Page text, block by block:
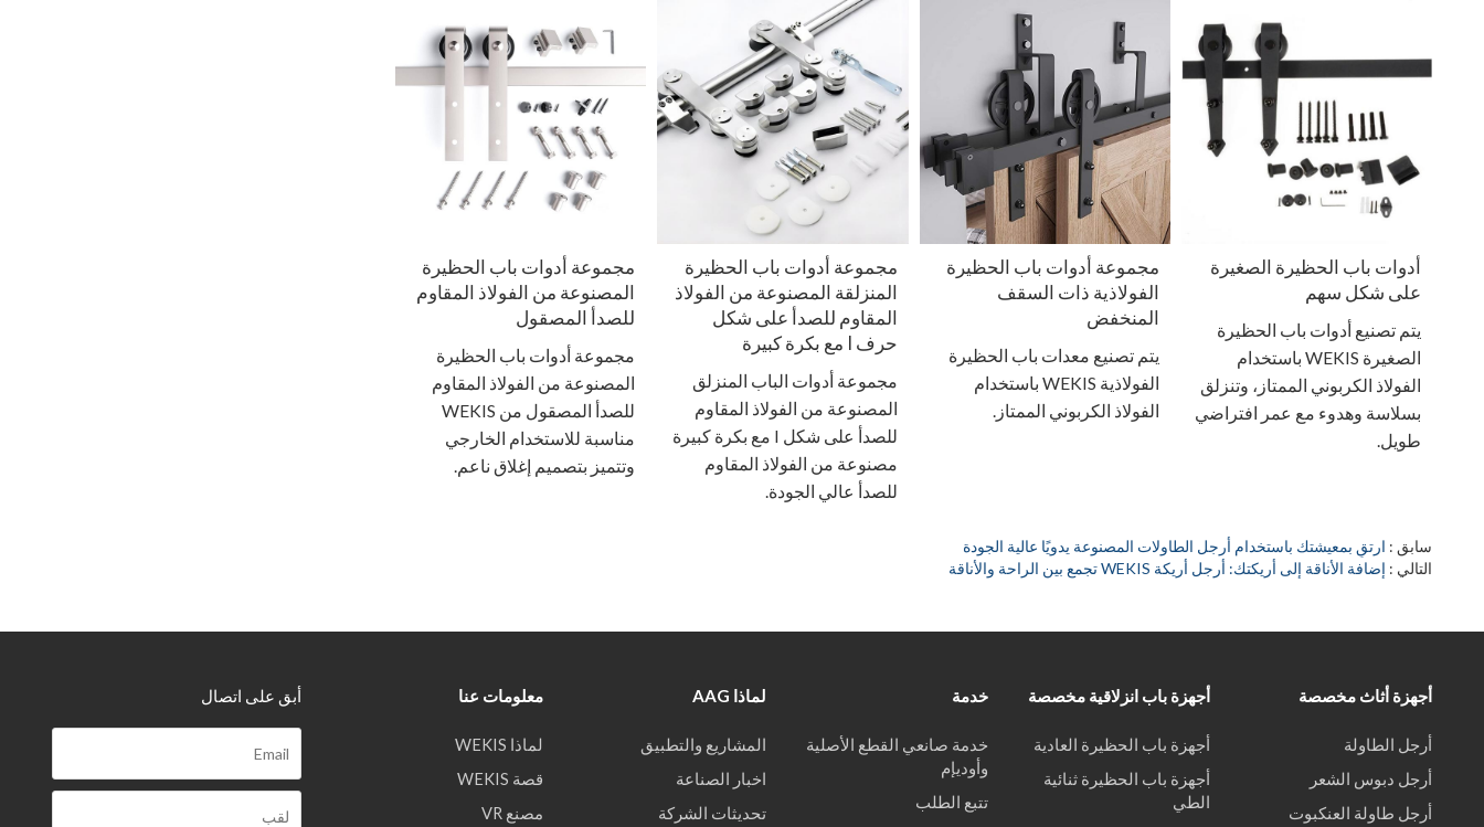
أدوات باب الحظيرة الصغيرة
على شكل سهم
يتم تصنيع أدوات باب الحظيرة
الصغيرة WEKIS باستخدام
الفولاذ الكربوني الممتاز، وتنزلق
بسلاسة وهدوء مع عمر افتراضي
طويل.
مجموعة أدوات باب الحظيرة
الفولاذية ذات السقف
المنخفض
يتم تصنيع معدات باب الحظيرة
الفولاذية WEKIS باستخدام
الفولاذ الكربوني الممتاز.
مجموعة أدوات باب الحظيرة
المنزلقة المصنوعة من الفولاذ
المقاوم للصدأ على شكل
حرف I مع بكرة كبيرة
مجموعة أدوات الباب المنزلق
المصنوعة من الفولاذ المقاوم
للصدأ على شكل I مع بكرة كبيرة
مصنوعة من الفولاذ المقاوم
للصدأ عالي الجودة.
مجموعة أدوات باب الحظيرة
المصنوعة من الفولاذ المقاوم
للصدأ المصقول
مجموعة أدوات باب الحظيرة
المصنوعة من الفولاذ المقاوم
للصدأ المصقول من WEKIS
مناسبة للاستخدام الخارجي
وتتميز بتصميم إغلاق ناعم.
سابق
ارتقِ بمعيشتك باستخدام أرجل الطاولات المصنوعة يدويًا عالية الجودة
التالي
إضافة الأناقة إلى أريكتك: أرجل أريكة WEKIS تجمع بين الراحة والأناقة
أجهزة أثاث مخصصة
أرجل الطاولة
أرجل دبوس الشعر
أرجل طاولة العنكبوت
أجهزة باب انزلاقية مخصصة
أجهزة باب الحظيرة العادية
أجهزة باب الحظيرة ثنائية
الطي
خدمة
خدمة صانعي القطع الأصلية
وأوديإم
تتبع الطلب
لماذا AAG
المشاريع والتطبيق
اخبار الصناعة
تحديثات الشركة
معلومات عنا
لماذا WEKIS
قصة WEKIS
مصنع VR
أبق على اتصال